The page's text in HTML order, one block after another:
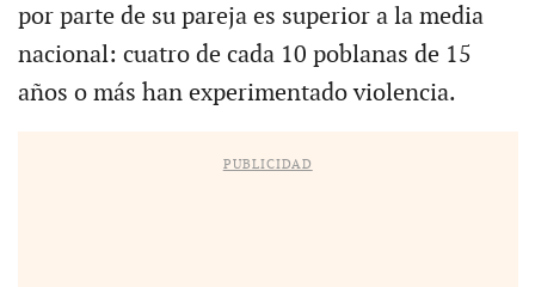
por parte de su pareja es superior a la media
nacional: cuatro de cada 10 poblanas de 15
años o más han experimentado violencia.
PUBLICIDAD